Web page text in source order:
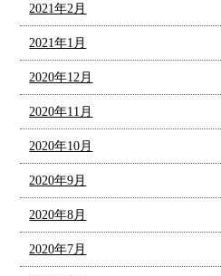
2021年2月
2021年1月
2020年12月
2020年11月
2020年10月
2020年9月
2020年8月
2020年7月